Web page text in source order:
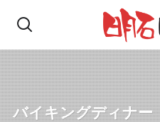
バイキングディナー